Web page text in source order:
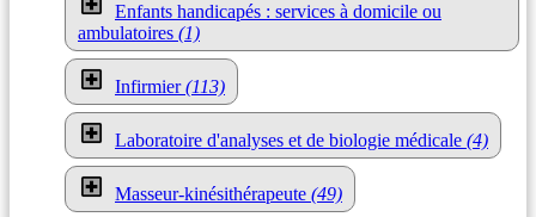
Enfants handicapés : services à domicile ou
ambulatoires (1)
Infirmier(113)
Laboratoire d'analyses et de biologie médicale (4)
Masseur-kinésithérapeute (49)